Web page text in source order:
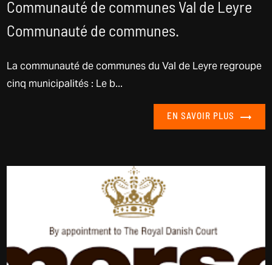
Communauté de communes Val de Leyre
Communauté de communes.
La communauté de communes du Val de Leyre regroupe
cinq municipalités : Le b...
EN SAVOIR PLUS